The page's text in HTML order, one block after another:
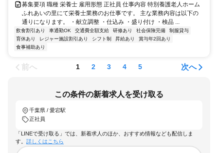
募集要項 職種 栄養士 雇用形態 正社員 仕事内容 特別養護老人ホーム
ふれあいの里にて栄養士業務のお仕事です。 主な業務内容は以下の
通りになります。 ・献立調整 ・仕込み ・盛り付け ・検品 ...
飲食割引あり 車通勤OK 交通費全額支給 研修あり 社会保険完備
制服貸与
育休あり
レジャー施設割引あり シフト制 昇給あり
賞与年2回あり
食事補助あり
前へ 1 2 3 4 5 次へ
この条件の新着求人を受け取る
千葉県 / 愛宕駅
正社員
「LINEで受け取る」では、新着求人のほか、おすすめ情報なども配信しま
す。 詳しくはこちら